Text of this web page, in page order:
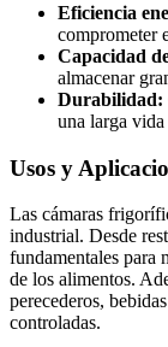
Eficiencia
comprometer
Capacidad
almacenar
Durabilidad:
una larga
Usos y
Las cámaras
industrial. Desde
fundamentales para
de los alimentos.
perecederos,
controladas.